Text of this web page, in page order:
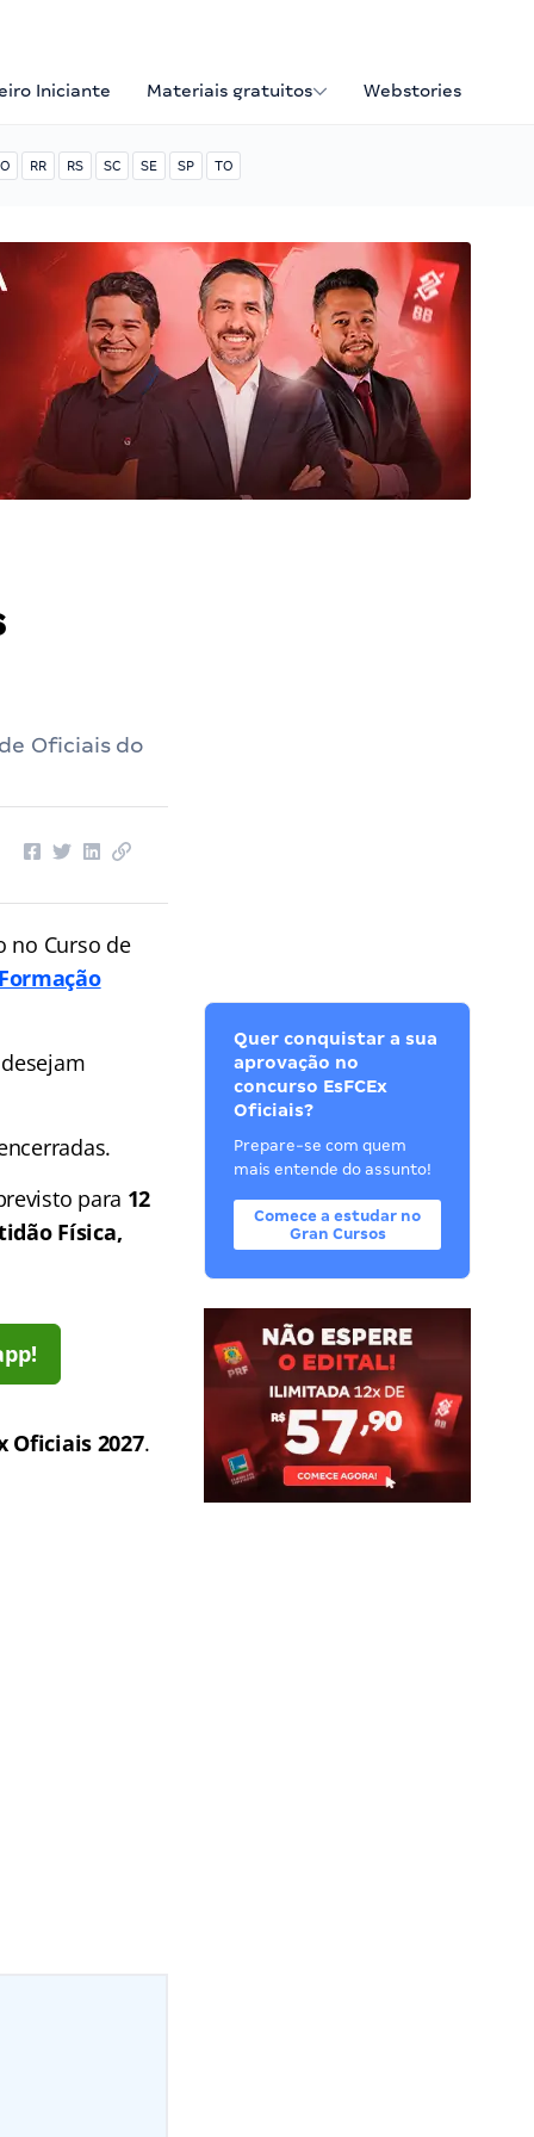
Iniciante Materiais gratuitos Webstories
RR RS SC SE SP TO
Oficiais do
no Curso de
para 12
Física,
Oficiais 2027.
Quer conquistar a sua
aprovação no
concurso EsFCEx
Oficiais?
Prepare-se com quem
mais entende do assunto!
Comece a estudar no
Gran Cursos